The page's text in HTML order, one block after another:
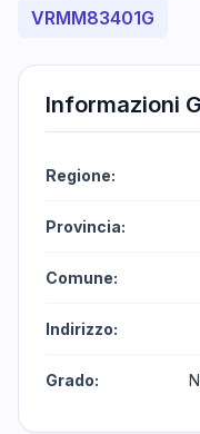
VRMM83401G
Informazioni
Regione:
Provincia:
Comune:
Indirizzo:
Grado: